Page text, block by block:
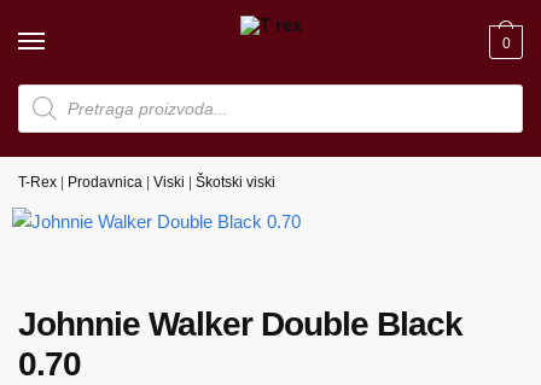
Products
search
0
T-Rex Prodavnica Viski Škotski viski
Johnnie Walker Double Black
0.70